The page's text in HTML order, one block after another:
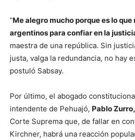
“Me alegro mucho porque es lo
argentinos para confiar en la
maestra de una república. Sin
justa, valga la redundancia, no hay
postuló Sabsay.
Por último, el abogado
intendente de Pehuajó, Pablo Zurro,
Corte Suprema que, de fallar en
Kirchner, habrá una reacción